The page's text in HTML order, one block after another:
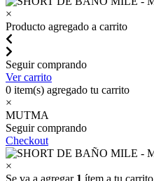
×
Producto agregado a carrito
Seguir comprando
Ver carrito
0 item(s) agregado tu carrito
×
MUTMA
Seguir comprando
Checkout
×